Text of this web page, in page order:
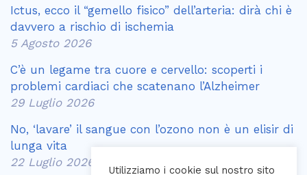
Ictus, ecco il “gemello fisico” dell’arteria: dirà chi è
davvero a rischio di ischemia
5 Agosto 2026
C’è un legame tra cuore e cervello: scoperti i
problemi cardiaci che scatenano l’Alzheimer
29 Luglio 2026
No, ‘lavare’ il sangue con l’ozono non è un elisir di
lunga vita
22 Luglio 2026
Utilizziamo i cookie sul nostro sito